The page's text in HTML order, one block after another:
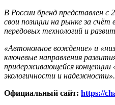
В России бренд представлен с
свои позиции на рынке за счёт
передовых технологий и
«Автономное вождение» и
ключевые направления
придерживающейся концепции
экологичности и надежности».
Официальный сайт: https://